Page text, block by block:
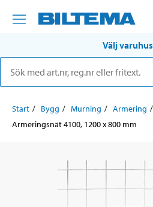
Välj varuhus
Start Bygg Murning
Armering
Armeringsnät 4100, 1200 x 800 mm